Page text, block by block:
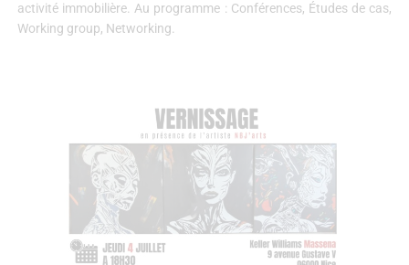
activité immobilière. Au programme : Conférences, Études de cas,
Working group, Networking.